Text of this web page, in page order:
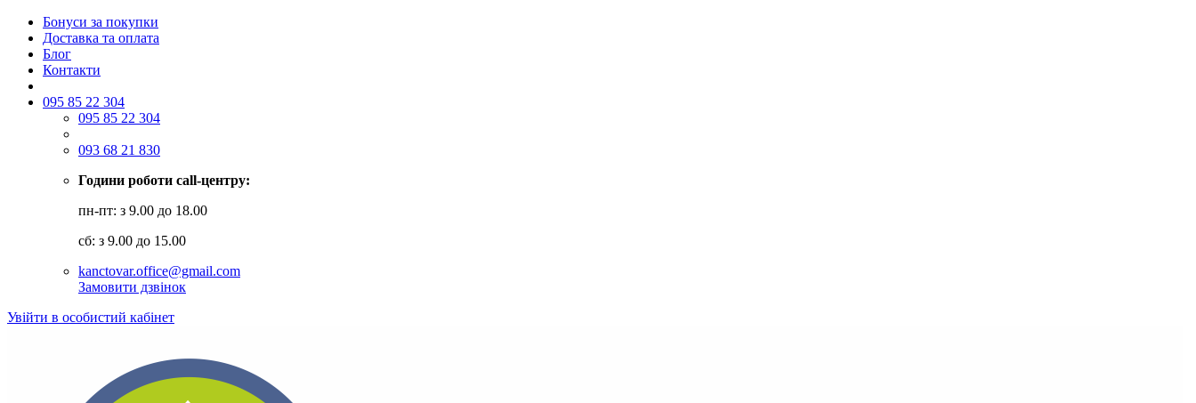
Бонуси за покупки
Доставка та оплата
Блог
Контакти
095 85 22 304
095 85 22 304
093 68 21 830
Години роботи call-центру:
пн-пт: з 9.00 до 18.00
сб: з 9.00 до 15.00
kanctovar.office@gmail.com
Замовити дзвінок
Увійти в особистий кабінет